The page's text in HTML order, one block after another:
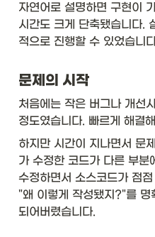
자연어로 설명하면 구현이
시간도 크게 단축됐습니다.
적으로 진행할 수 있었습니
문제의 시작
처음에는 작은 버그나 개
정도였습니다. 빠르게 해결
하지만 시간이 지나면서 문
가 수정한 코드가 다른 부
수정하면서 소스코드가 점
"왜 이렇게 작성됐지?"를
되어버렸습니다.